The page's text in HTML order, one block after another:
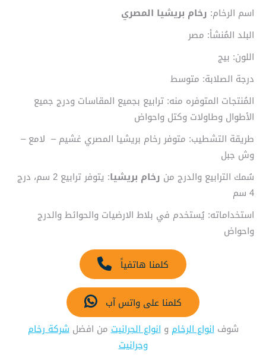
اسم الرخام: رخام بريشيا المصري
البلد المُنشأ: مصر
اللون: بيج
درجة الصلابة: متوسط
المُنتجات المتوفره منه: ترابيع بجميع المقاسات ودرج جميع
الأطوال وطاولات وكتل واحواض
طريقة التشطيب: متوفر رخام بريشيا المصري غشيم – لامع –
وش جبل
سُمك الترابيع والدرج من رخام بريشيا
: يتوفر ترابيع 2 سم، درج
4 سم
استخداماته: يُستخدم في بلاط الارضيات والحوائط والدرج
واحواض
كلمنا هاتفياً
كلمنا على واتس آب
شوفانواع الرخام وانواع الجرانيتمن افضلشركة رخام
وجرانيت